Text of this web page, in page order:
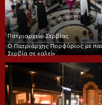
Πατριαρχείο Σερβίας
Ο Πατριάρχης Πορφύριος με
Σερβία σε καλεί»